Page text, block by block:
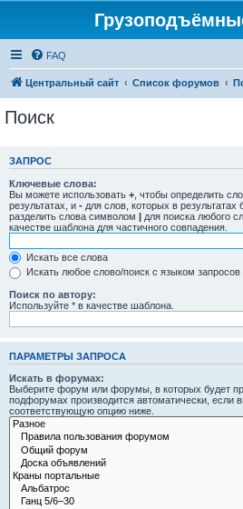
FAQ
Центральный сайт Список форумов
Поиск
ЗАПРОС
Ключевые слова:
Вы можете использовать + , чтобы определить
результатах, и - для слов, которых в
разделить слова символом | для поиска любого
качестве шаблона для частичного совпадения.
Искать все слова
Искать любое слово/поиск с языком запросов
Поиск по автору:
Используйте * в качестве шаблона.
ПАРАМЕТРЫ ЗАПРОСА
Искать в форумах:
Выберите форум или форумы, в которых будет
подфорумах производится автоматически, если
соответствующую опцию ниже.